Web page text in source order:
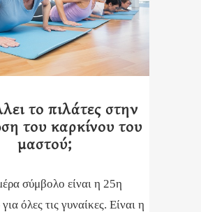
το πιλάτες στην
του καρκίνου του
μαστού;
σύμβολο είναι η 25η
όλες τις γυναίκες. Είναι η